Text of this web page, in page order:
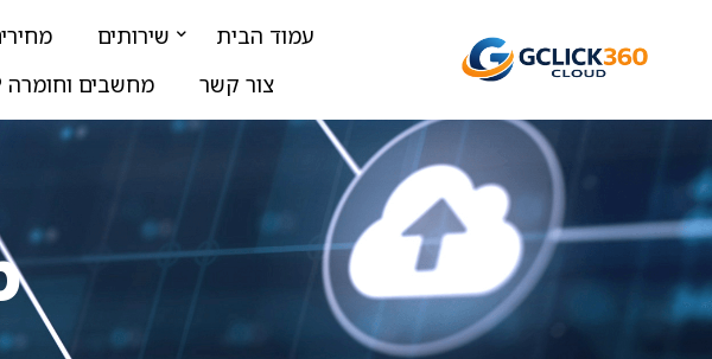
עמוד הבית שירותים
צור קשר
מחשבים וחומרה GSHOP